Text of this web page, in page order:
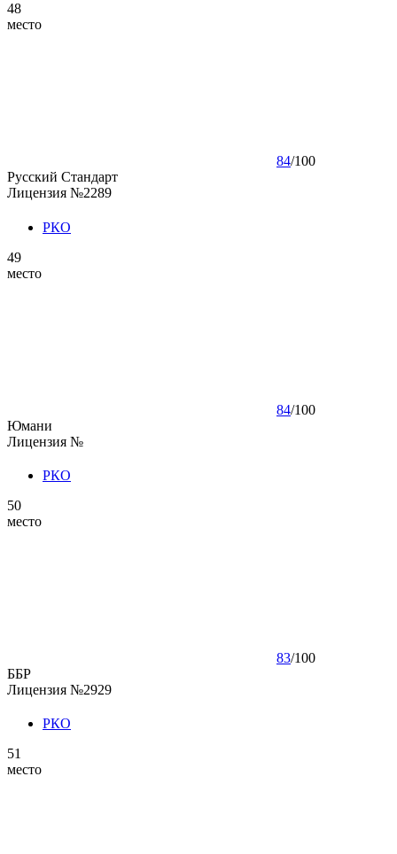
48
место
84/100
Русский Стандарт
Лицензия №2289
РКО
49
место
84/100
Юмани
Лицензия №
РКО
50
место
83/100
ББР
Лицензия №2929
РКО
51
место